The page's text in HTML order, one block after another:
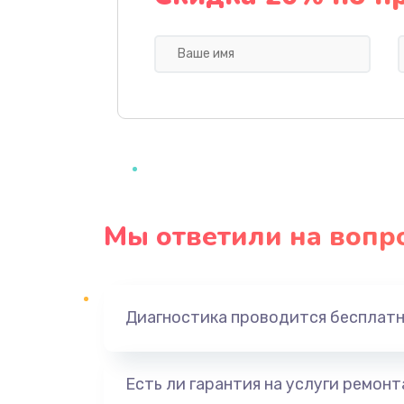
Ремонт петель крышки
Замена корпуса
Мы ответили на
Диагностика проводится
Есть ли гарантия на услуги